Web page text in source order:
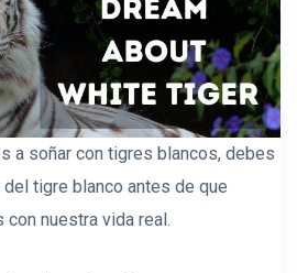
a soñar con tigres blancos, debes
tigre blanco antes de que
nuestra vida real.